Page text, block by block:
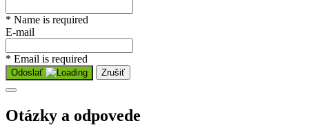
* Name is required
E-mail
* Email is required
Odoslať Zrušiť
Otázky a odpovede